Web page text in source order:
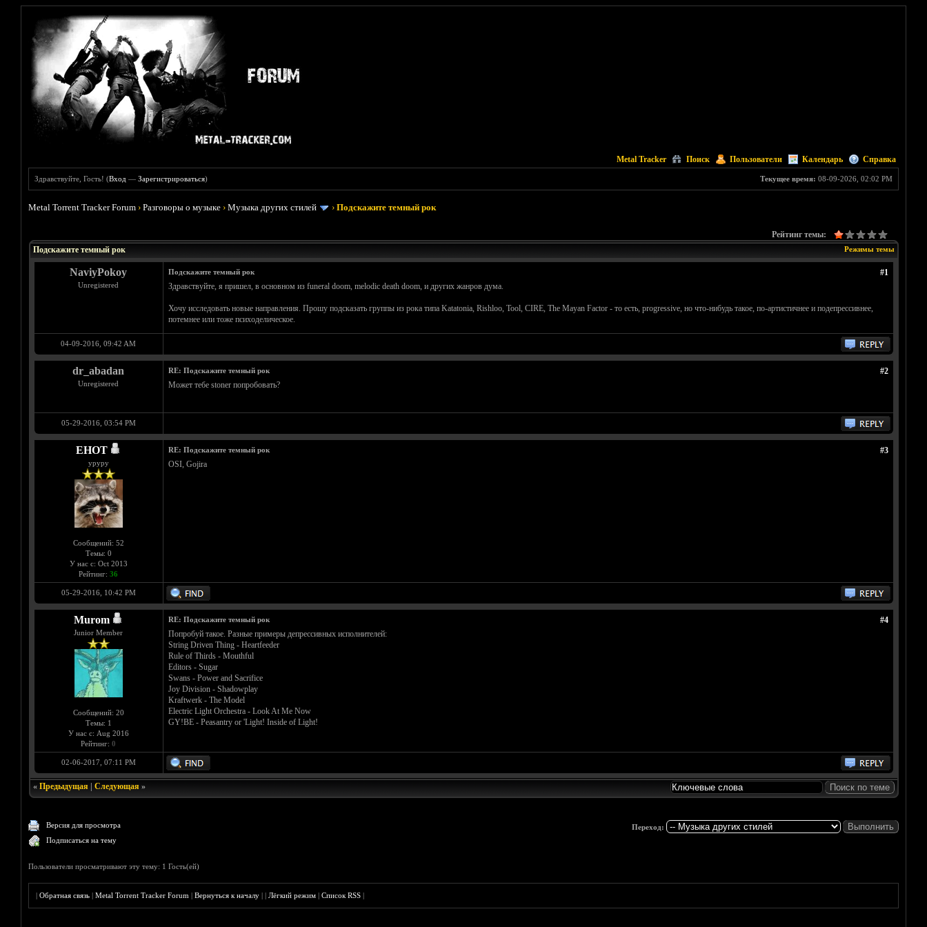
Metal Tracker Поиск Пользователи Календарь Справка
Текущее время: 08-09-2026, 02:02 PM
Здравствуйте, Гость! (Вход —Зарегистрироваться)
Metal Torrent Tracker Forum ›Разговоры о музыке ›Музыка других стилей ›Подскажите темный рок
Рейтинг темы:
Режимы темы
Подскажите темный рок
NaviyPokoy
Unregistered
#1
Подскажите темный рок
Здравствуйте, я пришел, в основном из funeral doom, melodic death doom, и других жанров дума.
Хочу исследовать новые направления. Прошу подсказать группы из рока типа Katatonia, Rishloo, Tool, CIRE, The Mayan Factor - то есть, progressive, но что-нибудь такое, по-артистичнее и подепрессивнее,
потемнее или тоже психоделическое.
04-09-2016, 09:42 AM
dr_abadan
Unregistered
#2
RE: Подскажите темный рок
Может тебе stoner попробовать?
05-29-2016, 03:54 PM
EHOT
уруру
Сообщений: 52
Темы: 0
У нас с: Oct 2013
Рейтинг: 36
#3
RE: Подскажите темный рок
OSI, Gojira
05-29-2016, 10:42 PM
Murom
Junior Member
Сообщений: 20
Темы: 1
У нас с: Aug 2016
Рейтинг: 0
#4
RE: Подскажите темный рок
Попробуй такое. Разные примеры депрессивных исполнителей:
String Driven Thing - Heartfeeder
Rule of Thirds - Mouthful
Editors - Sugar
Swans - Power and Sacrifice
Joy Division - Shadowplay
Kraftwerk - The Model
Electric Light Orchestra - Look At Me Now
GY!BE - Peasantry or 'Light! Inside of Light!
02-06-2017, 07:11 PM
« Предыдущая| Следующая»
Версия для просмотра
Подписаться на тему
Переход:
Пользователи просматривают эту тему: 1 Гость(ей)
|Обратная связь |Metal Torrent Tracker Forum |Вернуться к началу ||Лёгкий режим |Список RSS |